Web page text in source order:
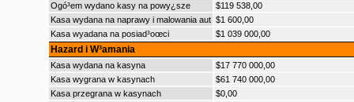
Ogó³em wydano kasy na powy¿sze
$119 538,00
Kasa wydana na naprawy i malowania aut $1 600,00
Kasa wyadana na posiad³oœci
$1 039 000,00
Hazard i W³amania
Kasa wydana na kasyna
$17 770 000,00
Kasa wygrana w kasynach
$61 740 000,00
Kasa przegrana w kasynach
$0,00